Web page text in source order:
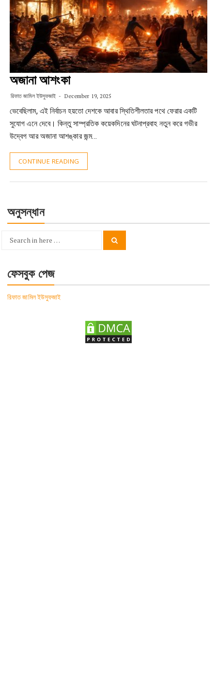
অজানা আশংকা
রিফাত জামিল ইউসুফজাই December 19, 2025
ভেবেছিলাম, এই নির্বাচন হয়তো দেশকে আবার স্থিতিশীলতার পথে ফেরার একটি
সুযোগ এনে দেবে। কিন্তু সাম্প্রতিক কয়েকদিনের ঘটনাপ্রবাহ নতুন করে গভীর
উদ্বেগ আর অজানা আশঙ্কার জন্ম…
CONTINUE READING
অনুসন্ধান
Search
ফেসবুক পেজ
রিফাত জামিল ইউসুফজাই